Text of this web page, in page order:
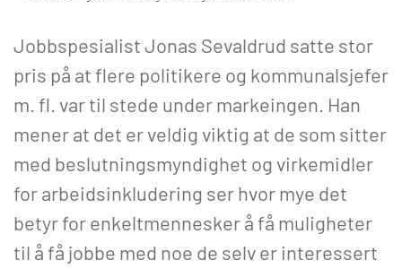
Jobbspesialist Jonas Sevaldrud satte stor
pris på at flere politikere og kommunalsjefer
m. fl. var til stede under markeingen. Han
mener at det er veldig viktig at de som sitter
med beslutningsmyndighet og virkemidler
for arbeidsinkludering ser hvor mye det
betyr for enkeltmennesker å få muligheter
til å få jobbe med noe de selv er interessert